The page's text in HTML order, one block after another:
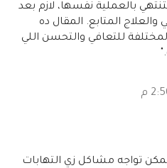
بالعملية نفسها، لازم بعد
والعلاج المتابع. المقال ده
للتعافي والتحسن اللي
تواجه مشاكل زي التهابات